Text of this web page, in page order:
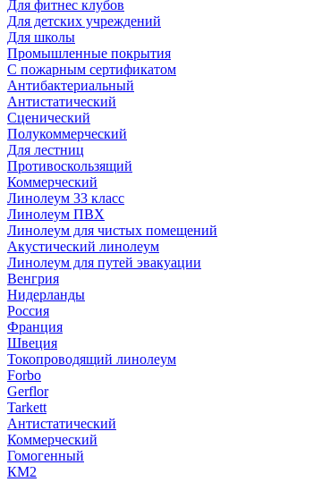
Для фитнес клубов
Для детских учреждений
Для школы
Промышленные покрытия
С пожарным сертификатом
Антибактериальный
Антистатический
Сценический
Полукоммерческий
Для лестниц
Противоскользящий
Коммерческий
Линолеум 33 класс
Линолеум ПВХ
Линолеум для чистых помещений
Акустический линолеум
Линолеум для путей эвакуации
Венгрия
Нидерланды
Россия
Франция
Швеция
Токопроводящий линолеум
Forbo
Gerflor
Tarkett
Антистатический
Коммерческий
Гомогенный
КМ2